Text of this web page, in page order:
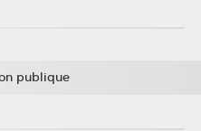
publique